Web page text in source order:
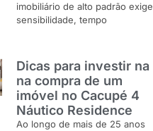
imobiliário de alto padrão exige
sensibilidade, tempo
Dicas para investir na
na compra de um
imóvel no Cacupé 4
Náutico Residence
Ao longo de mais de 25 anos